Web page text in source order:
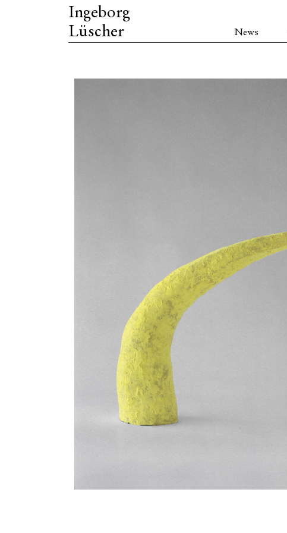
Ingeborg
Lüscher
News